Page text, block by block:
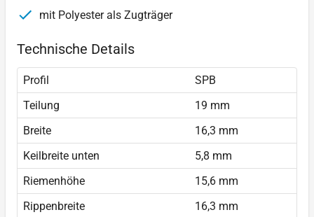
mit Polyester als Zugträger
Technische Details
Profil
SPB
Teilung
19 mm
Breite
16,3 mm
Keilbreite unten
5,8 mm
Riemenhöhe
15,6 mm
Rippenbreite
16,3 mm